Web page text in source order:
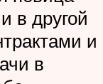
в другой
и
в